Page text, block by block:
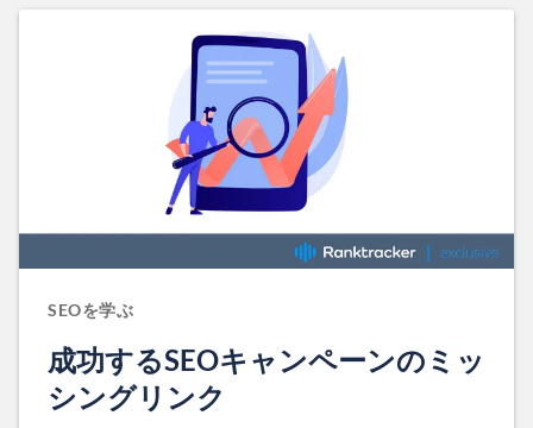
SEOを学ぶ
成功するSEOキャンペーンのミッ
シングリンク